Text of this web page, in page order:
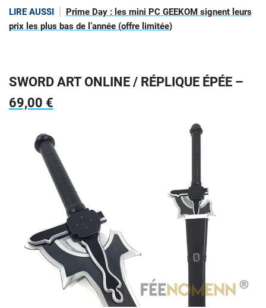
LIRE AUSSI
Prime Day : les mini PC GEEKOM signent leurs
prix les plus bas de l’année (offre limitée)
SWORD ART ONLINE / RÉPLIQUE ÉPÉE –
69,00 €